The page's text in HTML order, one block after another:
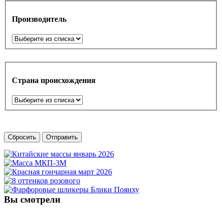
Производитель
Страна происхождения
Сбросить Отправить
Вы смотрели